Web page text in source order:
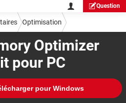
Question
Optimizer
pour PC
pour Windows
Optimisation